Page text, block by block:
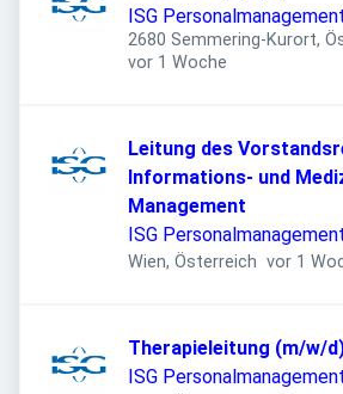
ISG
2680 Semmering-Kurort,
Veröffentlicht
vor 1 Woche
Leitung des
Informations- und
Management
ISG
Wien, Österreich vor 1
Therapieleitung (m/w/
ISG